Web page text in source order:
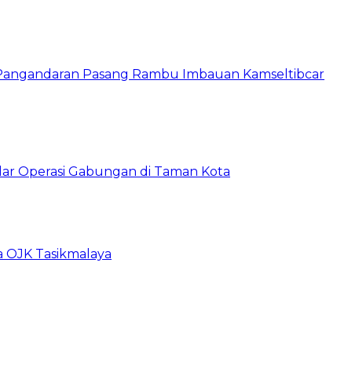
Pasang Rambu Imbauan Kamseltibcar
Operasi Gabungan di Taman Kota
Tasikmalaya